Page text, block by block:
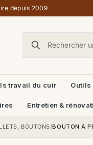
depuis 2009
travail du cuir Outils
Entretien &
BOUTONS/BOUTON À